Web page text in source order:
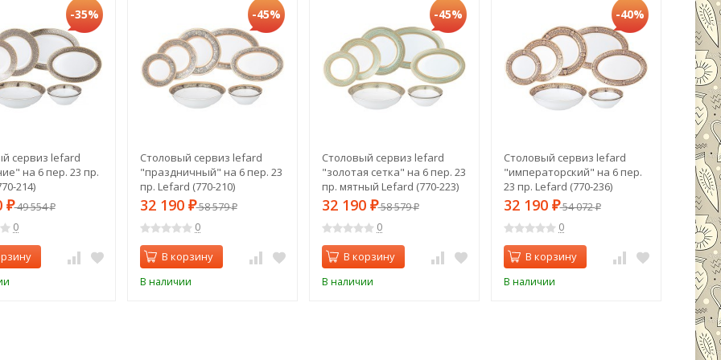
-35%
сервиз lefard
на 6 пер. 23 пр.
214)
₽49 554₽
0
-45%
Столовый сервиз lefard
"праздничный" на 6 пер. 23
пр. Lefard (770-210)
32 190 ₽58 579₽
0
В корзину
В наличии
-45%
Столовый сервиз lefard
"золотая сетка" на 6 пер. 23
пр. мятный Lefard (770-223)
32 190 ₽58 579₽
0
В корзину
В наличии
-40%
Столовый сервиз lefard
"императорский" на 6 пер.
23 пр. Lefard (770-236)
32 190 ₽54 072₽
0
В корзину
В наличии
Стол
32
В
В